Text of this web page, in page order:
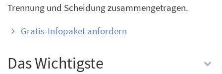
Trennung und Scheidung zusammengetragen.
Gratis-Infopaket anfordern
Das Wichtigste